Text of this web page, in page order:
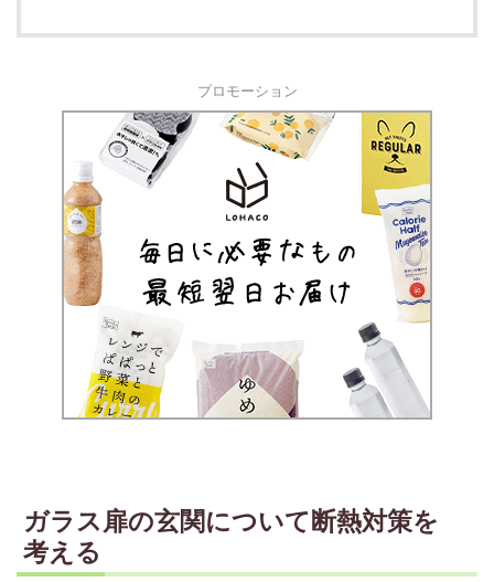
プロモーション
ガラス扉の玄関について断熱対策を
考える